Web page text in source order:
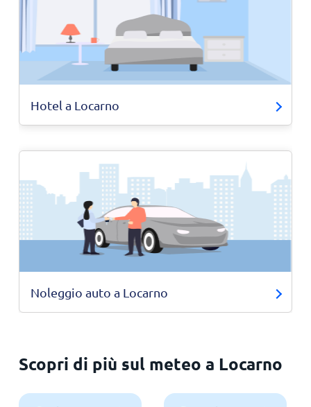
Hotel a Locarno
Noleggio auto a Locarno
Scopri di più sul meteo a Locarno